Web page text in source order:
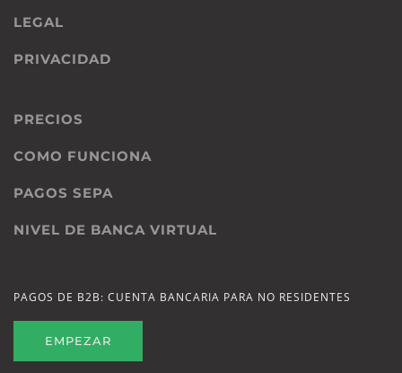
LEGAL
PRIVACIDAD
PRECIOS
COMO FUNCIONA
PAGOS SEPA
NIVEL DE BANCA VIRTUAL
PAGOS DE B2B: CUENTA BANCARIA PARA NO RESIDENTES
EMPEZAR